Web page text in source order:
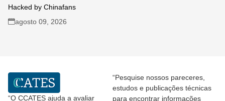
Hacked by Chinafans
agosto 09, 2026
“O CCATES ajuda a avaliar
“Pesquise nossos pareceres,
estudos e publicações técnicas
para encontrar informações